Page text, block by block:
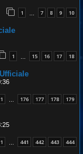
1 … 7 8 9 10
1 15 16 17 18
1 176 177 178 179
1 441 442 443 444